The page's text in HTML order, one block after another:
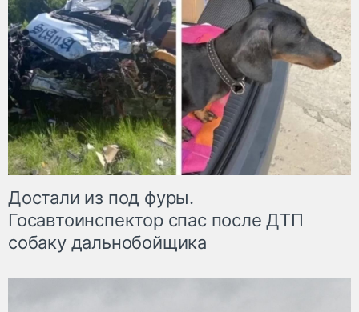
Достали из под фуры.
Госавтоинспектор спас после ДТП
собаку дальнобойщика